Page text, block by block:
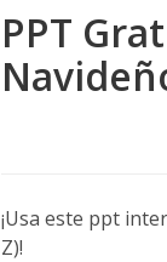
PPT
¡Usa este ppt
Z)!